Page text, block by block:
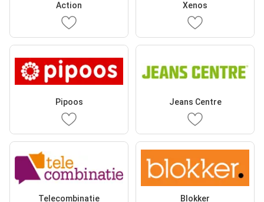
Action Xenos
Pipoos Jeans Centre
Telecombinatie Blokker